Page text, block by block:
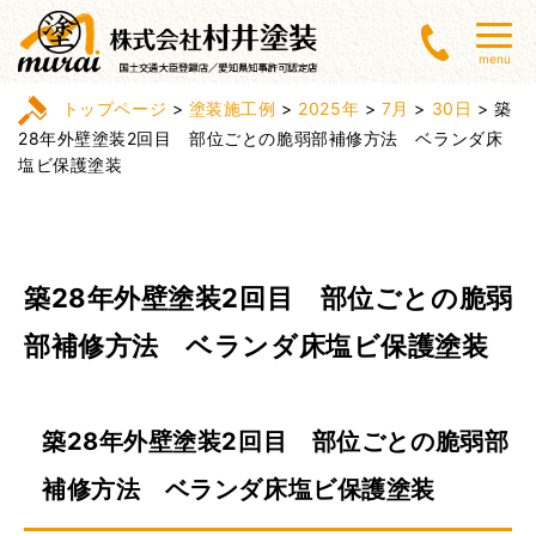
menu
トップページ > 塗装施工例 > 2025年 > 7月 > 30日 > 築
28年外壁塗装2回目 部位ごとの脆弱部補修方法 ベランダ床
塩ビ保護塗装
築28年外壁塗装2回目 部位ごとの脆弱
部補修方法 ベランダ床塩ビ保護塗装
築28年外壁塗装2回目 部位ごとの脆弱部
補修方法 ベランダ床塩ビ保護塗装